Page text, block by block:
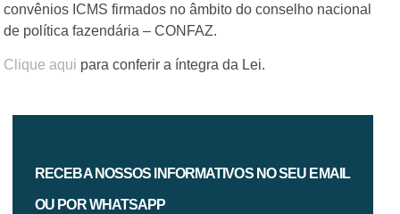
convênios ICMS firmados no âmbito do conselho nacional
de política fazendária – CONFAZ.
Clique aqui para conferir a íntegra da Lei.
RECEBA NOSSOS INFORMATIVOS NO SEU EMAIL
OU POR WHATSAPP